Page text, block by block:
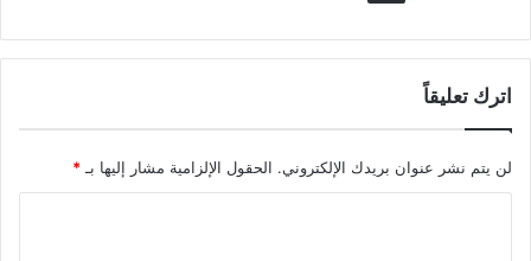
اترك تعليقاً
لن يتم نشر عنوان بريدك الإلكتروني. الحقول الإلزامية مشار إليها بـ*